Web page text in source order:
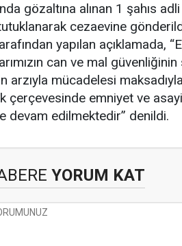
gözaltına alınan 1 şahıs
cezaevine
yapılan açıklamada,
can ve mal
arzıyla mücadelesi
çerçevesinde emniyet ve
devam edilmektedir” denildi.
YORUM KAT